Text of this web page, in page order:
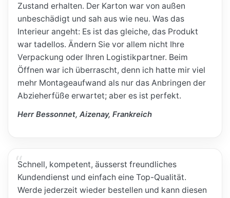
Zustand erhalten. Der Karton war von außen
unbeschädigt und sah aus wie neu. Was das
Interieur angeht: Es ist das gleiche, das Produkt
war tadellos. Ändern Sie vor allem nicht Ihre
Verpackung oder Ihren Logistikpartner. Beim
Öffnen war ich überrascht, denn ich hatte mir viel
mehr Montageaufwand als nur das Anbringen der
Abzieherfüße erwartet; aber es ist perfekt.
Herr Bessonnet, Aizenay, Frankreich
Schnell, kompetent, äusserst freundliches
Kundendienst und einfach eine Top-Qualität.
Werde jederzeit wieder bestellen und kann diesen